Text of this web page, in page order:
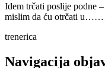
Idem trčati poslije podne
mislim da ću otrčati
trenerica
Navigacija